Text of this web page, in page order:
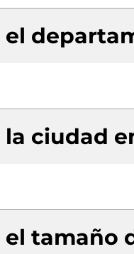
el
la ciudad
el tamaño